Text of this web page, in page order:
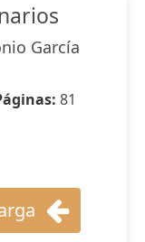
García
81